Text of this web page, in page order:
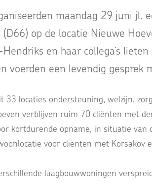
maandag 29 juni jl.
op de locatie Nieuwe
en haar collega’s
voerden een levendig gesprek
33 locaties ondersteuning, welzijn,
verblijven ruim 70 cliënten met
kortdurende opname, in situatie van
voor cliënten met Korsakov
laagbouwwoningen